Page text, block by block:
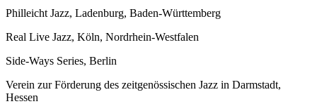
Philleicht Jazz, Ladenburg, Baden-Württemberg
Real Live Jazz, Köln, Nordrhein-Westfalen
Side-Ways Series, Berlin
Verein zur Förderung des zeitgenössischen Jazz in Darmstadt,
Hessen